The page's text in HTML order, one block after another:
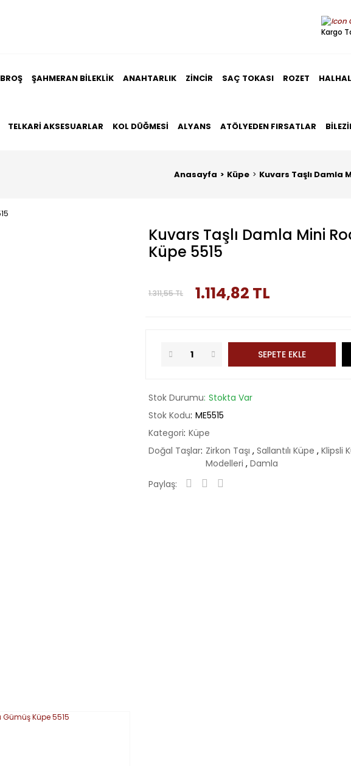
Kargo
BROŞ ŞAHMERAN BILEKLIK ANAHTARLIK ZINCIR SAÇ TOKASI ROZET HALHAL
TELKARI AKSESUARLAR KOL DÜĞMESI ALYANS ATÖLYEDEN FIRSATLAR
Anasayfa Küpe Kuvars Taşlı Damla
Kuvars Taşlı Damla Mini
Küpe 5515
1.311,55 TL 1.114,82 TL
SEPETE EKLE
Stok Durumu Stokta Var
Stok Kodu ME5515
Kategori Küpe
Doğal Taşlar Zirkon Taşı , Sallantılı Küpe , Klipsli
Modelleri , Damla
Paylaş: